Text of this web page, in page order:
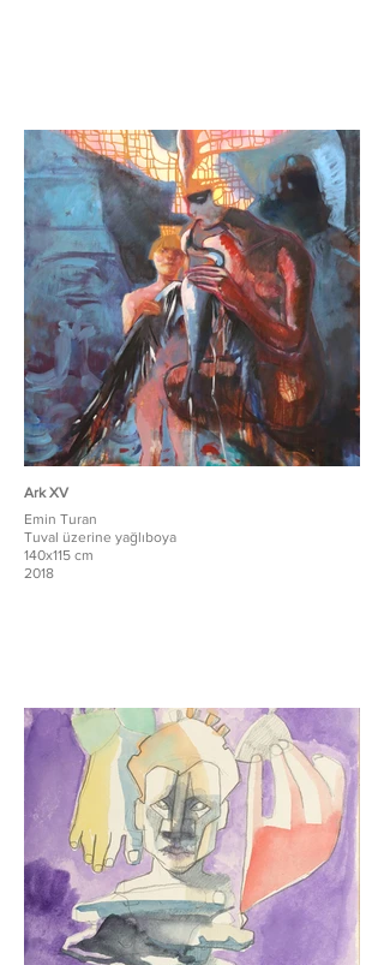
Ark XV
Emin Turan
Tuval üzerine yağlıboya
140x115 cm
2018